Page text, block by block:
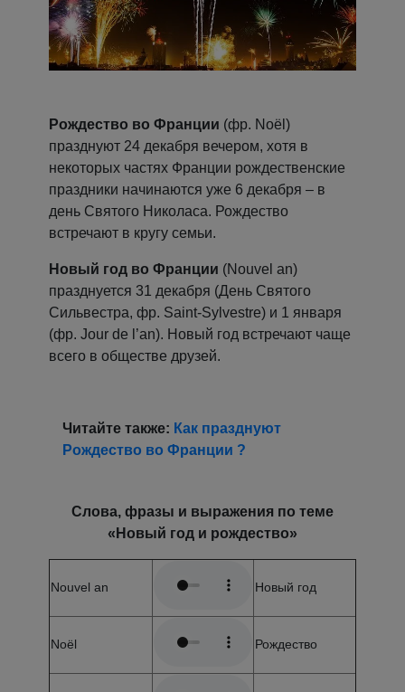
Рождество во Франции (фр. Noël)
празднуют 24 декабря вечером, хотя в
некоторых частях Франции рождественские
праздники начинаются уже 6 декабря – в
день Святого Николаса. Рождество
встречают в кругу семьи.
Новый год во Франции (Nouvel an)
празднуется 31 декабря (День Святого
Сильвестра, фр. Saint-Sylvestre) и 1 января
(фр. Jour de l’an). Новый год встречают чаще
всего в обществе друзей.
Читайте также: Как празднуют
Рождество во Франции ?
Слова, фразы и выражения по теме
«Новый год и рождество»
Nouvel an Новый год
Noël Рождество